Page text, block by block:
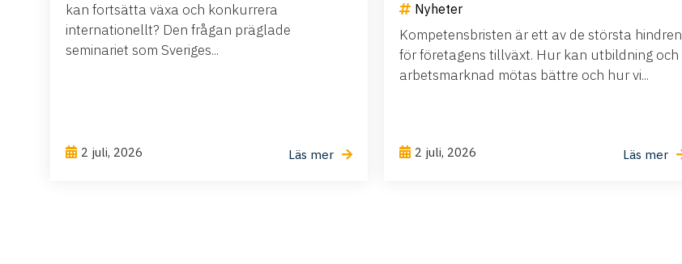
kan fortsätta växa och konkurrera
internationellt? Den frågan präglade
seminariet som Sveriges...
2 juli, 2026 Läs mer
Nyheter
Kompetensbristen är ett av de största hindren
för företagens tillväxt. Hur kan utbildning och
arbetsmarknad mötas bättre och hur vi...
2 juli, 2026 Läs mer